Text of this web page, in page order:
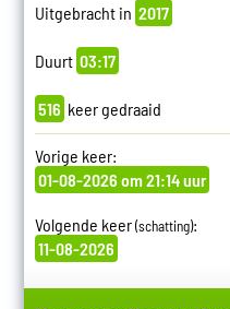
Uitgebracht in 2017
Duurt 03:17
516 keer gedraaid
Vorige keer:
01-08-2026 om 21:14 uur
Volgende keer(schatting):
11-08-2026